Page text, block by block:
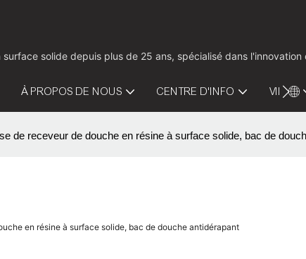
solide depuis plus de 25 ans, spécialisé dans
À PROPOS DE NOUS CENTRE D'INFO VIDÉO
de receveur de douche en résine à surface solide, bac de
en résine à surface solide, bac de douche antidérapant